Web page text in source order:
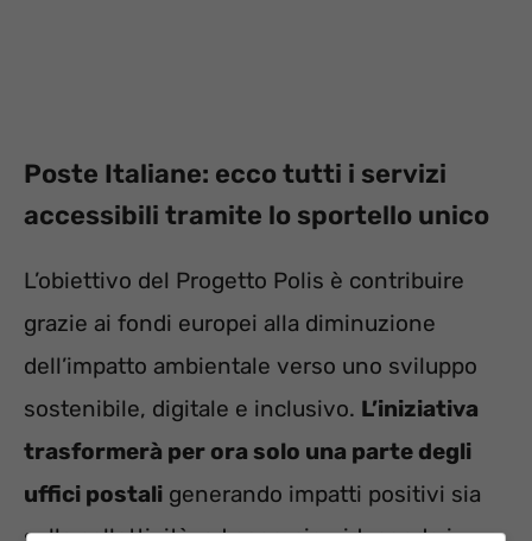
Poste Italiane: ecco tutti i servizi
accessibili tramite lo sportello unico
L’obiettivo del Progetto Polis è contribuire
grazie ai fondi europei alla diminuzione
dell’impatto ambientale verso uno sviluppo
sostenibile, digitale e inclusivo. L’iniziativa
trasformerà per ora solo una parte degli
uffici postali generando impatti positivi sia